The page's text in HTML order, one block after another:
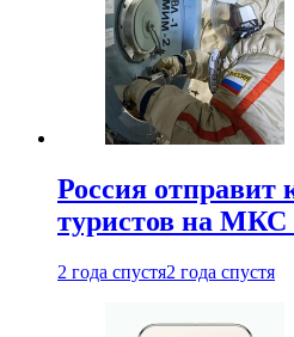
Россия отправит
туристов на МКС
2 года спустя2 года спустя